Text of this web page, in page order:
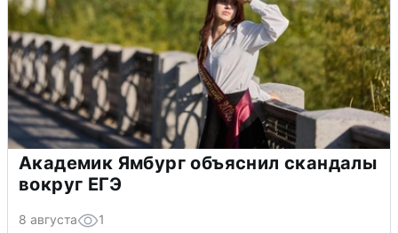
Академик Ямбург объяснил скандалы
вокруг ЕГЭ
8 августа 1